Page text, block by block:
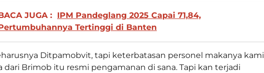
JUGA : IPM Pandeglang 2025 Capai 71,84,
Tertinggi di Banten
Ditpamobvit, tapi keterbatasan personel makanya kami
dari Brimob itu resmi pengamanan di sana. Tapi kan terjadi